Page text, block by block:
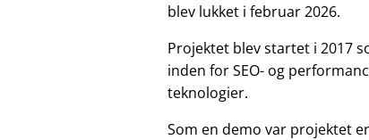
blev lukket i februar 2026.
Projektet blev startet i 2017
inden for SEO- og
teknologier.
Som en demo var projektet